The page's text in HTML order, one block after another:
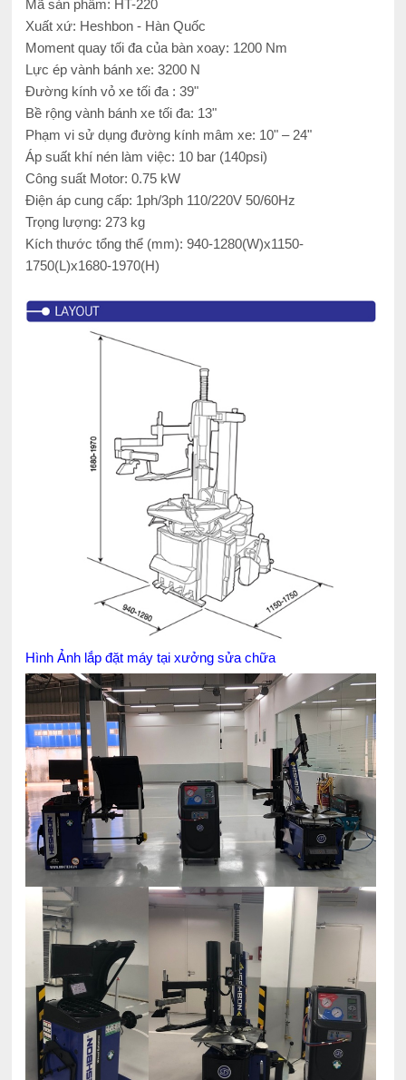
Mã sản phẩm: HT-220
Xuất xứ: Heshbon - Hàn Quốc
Moment quay tối đa của bàn xoay: 1200 Nm
Lực ép vành bánh xe: 3200 N
Đường kính vỏ xe tối đa : 39"
Bề rộng vành bánh xe tối đa: 13"
Phạm vi sử dụng đường kính mâm xe: 10" – 24"
Áp suất khí nén làm việc: 10 bar (140psi)
Công suất Motor: 0.75 kW
Điện áp cung cấp: 1ph/3ph 110/220V 50/60Hz
Trọng lượng: 273 kg
Kích thước tổng thể (mm): 940-1280(W)x1150-
1750(L)x1680-1970(H)
Hình Ảnh lắp đặt máy tại xưởng sửa chữa